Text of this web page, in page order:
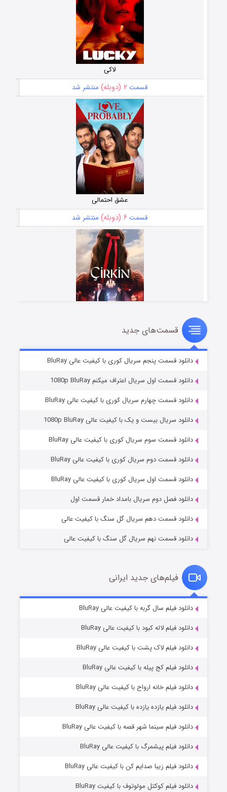
لاکی
قسمت ۲ (دوبله) منتشر شد
عشق احتمالی
قسمت ۶ (دوبله) منتشر شد
سریال زشت
قسمت۵ (زیرنویس) منتشر شد
وستی ها
قسمت۱ (زیرنویس) منتشر شد
قسمت۶ (زیرنویس) منتشر شد
قسمت‌های جدید
دانلود قسمت پنجم سریال کوری با کیفیت عالی BluRay
دانلود قسمت اول سریال اعتراف میکنم 1080p BluRay
دانلود قسمت چهارم سریال کوری با کیفیت عالی BluRay
دانلود سریال بیست و یک با کیفیت عالی 1080p BluRay
دانلود قسمت سوم سریال کوری با کیفیت عالی BluRay
دانلود قسمت دوم سریال کوری با کیفیت عالی BluRay
دانلود قسمت اول سریال کوری با کیفیت عالی BluRay
دانلود فصل دوم سریال بامداد خمار قسمت اول
دانلود قسمت دهم سریال گل سنگ با کیفیت عالی
دانلود قسمت نهم سریال گل سنگ با کیفیت عالی
فیلم‌های جدید ایرانی
دانلود فیلم سال گربه با کیفیت عالی BluRay
دانلود فیلم لاله کبود با کیفیت عالی BluRay
دانلود فیلم لاک پشت با کیفیت عالی BluRay
دانلود فیلم کج‌ پیله با کیفیت عالی BluRay
دانلود فیلم خانه ارواح با کیفیت عالی BluRay
دانلود فیلم یازده یازده با کیفیت عالی BluRay
دانلود فیلم سینما شهر قصه با کیفیت عالی BluRay
دانلود فیلم پیشمرگ با کیفیت عالی BluRay
دانلود فیلم زیبا صدایم کن با کیفیت عالی BluRay
دانلود فیلم کوکتل مولوتوف با کیفیت BluRay